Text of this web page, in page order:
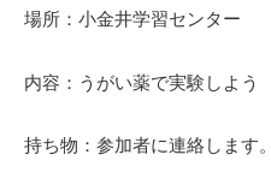
場所：小金井学習センター
内容：うがい薬で実験しよう
持ち物：参加者に連絡します。